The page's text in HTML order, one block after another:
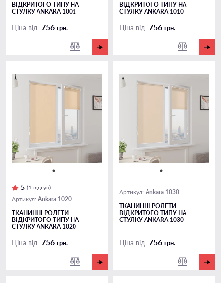
ВІДКРИТОГО ТИПУ НА
СТУЛКУ ANKARA 1001
Ціна від 756 грн.
ВІДКРИТОГО ТИПУ НА
СТУЛКУ ANKARA 1010
Ціна від 756 грн.
5 (1 відгук)
Артикул: Ankara 1020
ТКАНИННІ РОЛЕТИ
ВІДКРИТОГО ТИПУ НА
СТУЛКУ ANKARA 1020
Ціна від 756 грн.
Артикул: Ankara 1030
ТКАНИННІ РОЛЕТИ
ВІДКРИТОГО ТИПУ НА
СТУЛКУ ANKARA 1030
Ціна від 756 грн.